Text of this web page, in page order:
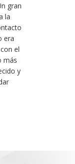
gran
la
era
el
más
y